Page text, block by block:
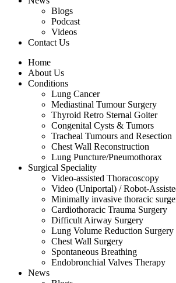
Blogs
Podcast
Videos
Contact Us
Home
About Us
Conditions
Lung Cancer
Mediastinal Tumour Surgery
Thyroid Retro Sternal Goiter
Congenital Cysts & Tumors
Tracheal Tumours and Resection
Chest Wall Reconstruction
Lung Puncture/Pneumothorax
Surgical Speciality
Video-assisted Thoracoscopy
Video (Uniportal) / Robot-
Minimally invasive thoracic
Cardiothoracic Trauma Surgery
Difficult Airway Surgery
Lung Volume Reduction Surgery
Chest Wall Surgery
Spontaneous Breathing
Endobronchial Valves Therapy
News